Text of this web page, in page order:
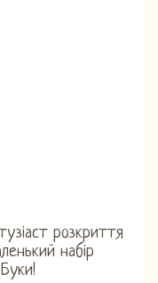
розкриття
набір